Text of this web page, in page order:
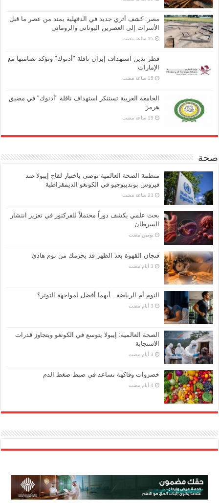
مصر: كشف أثري جديد في الدقهلية يمتد من عصر ما قبل
الأسرات إلى العصرين اليوناني والروماني
قطر تدين استهداف إيران ناقلة "أدنوك" وتؤكد تضامنها مع
الإمارات
الجامعة العربية تستنكر استهداف ناقلة "أدنوك" في مضيق
هرمز
صحة
منظمة الصحة العالمية توصي باختبار لقاح إيبولا ضد
فيروس بونديبوجيو في الكونغو الديمقراطية
بحث علمي يكشف دوراً محتملاً للفركتوز في تعزيز انتشار
السرطان
‏يومين مضت
فنجان القهوة بعد الظهر قد يحرمك من نوم هادئ
النوم أم الرياضة.. أيهما أفضل لمواجهة التوتر؟
الصحة العالمية: إيبولا يتوسع في الكونغو ويتجاوز قدرات
الاستجابة
خضروات وفاكهة تساعد في ضبط ضغط الدم